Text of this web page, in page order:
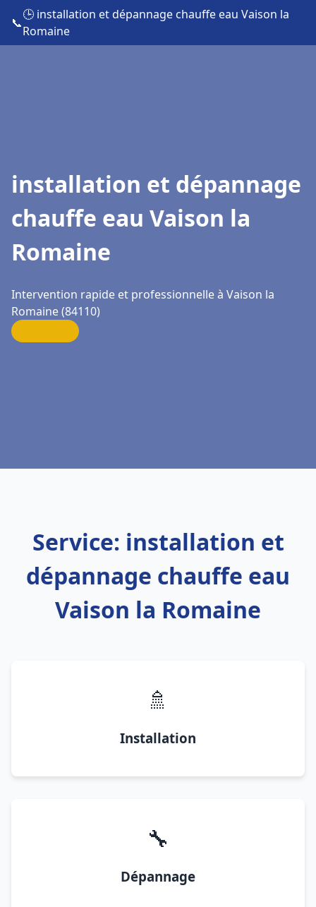
📞
🕒 installation et dépannage chauffe eau Vaison la
Romaine
installation et dépannage
chauffe eau Vaison la
Romaine
Intervention rapide et professionnelle à Vaison la
Romaine (84110)
Service: installation et
dépannage chauffe eau
Vaison la Romaine
🚿
Installation
🔧
Dépannage